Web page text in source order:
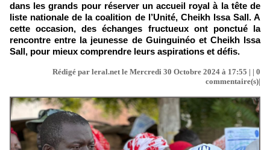
dans les grands pour réserver un accueil royal à la tête de
liste nationale de la coalition de l’Unité, Cheikh Issa Sall. A
cette occasion, des échanges fructueux ont ponctué la
rencontre entre la jeunesse de Guinguinéo et Cheikh Issa
Sall, pour mieux comprendre leurs aspirations et défis.
Rédigé par leral.net le Mercredi 30 Octobre 2024 à 17:55 | | 0
commentaire(s)|